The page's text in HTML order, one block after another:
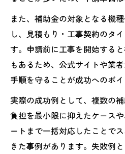
また、補助金の対象となる機
し、見積もり・工事契約のタ
す。申請前に工事を開始する
もあるため、公式サイトや業
手順を守ることが成功へのポイ
実際の成功例として、複数の
負担を最小限に抑えたケース
ートまで一括対応したことで
きた事例があります。失敗例